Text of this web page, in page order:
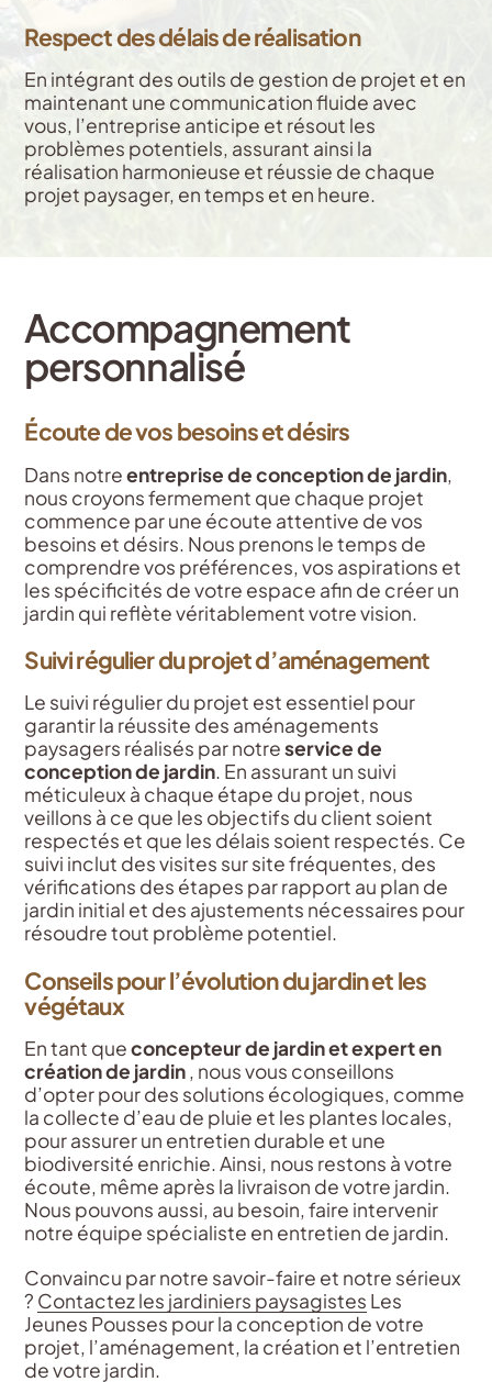
Respect des délais de réalisation
En intégrant des outils de gestion de projet et en
maintenant une communication fluide avec
vous, l’entreprise anticipe et résout les
problèmes potentiels, assurant ainsi la
réalisation harmonieuse et réussie de chaque
projet paysager, en temps et en heure.
Accompagnement
personnalisé
Écoute de vos besoins et désirs
Dans notreentreprise de conception de jardin,
nous croyons fermement que chaque projet
commence par une écoute attentive de vos
besoins et désirs. Nous prenons le temps de
comprendre vos préférences, vos aspirations et
les spécificités de votre espace afin de créer un
jardin qui reflète véritablement votre vision.
Suivi régulier du projet d’aménagement
Le suivi régulier du projet est essentiel pour
garantir la réussite des aménagements
paysagers réalisés par notreservice de
conception de jardin. En assurant un suivi
méticuleux à chaque étape du projet, nous
veillons à ce que les objectifs du client soient
respectés et que les délais soient respectés. Ce
suivi inclut des visites sur site fréquentes, des
vérifications des étapes par rapport au plan de
jardin initial et des ajustements nécessaires pour
résoudre tout problème potentiel.
Conseils pour l’évolution du jardin et les
végétaux
En tant queconcepteur de jardin et expert en
création de jardin, nous vous conseillons
d’opter pour des solutions écologiques, comme
la collecte d’eau de pluie et les plantes locales,
pour assurer un entretien durable et une
biodiversité enrichie. Ainsi, nous restons à votre
écoute, même après la livraison de votre jardin.
Nous pouvons aussi, au besoin, faire intervenir
notre équipe spécialiste en entretien de jardin.
Convaincu par notre savoir-faire et notre sérieux
? Contactez les jardiniers paysagistes Les
Jeunes Pousses pour la conception de votre
projet, l’aménagement, la création et l’entretien
de votre jardin.